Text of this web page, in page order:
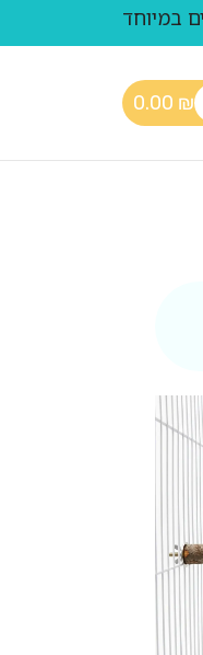
במיוחד
0.00 ₪